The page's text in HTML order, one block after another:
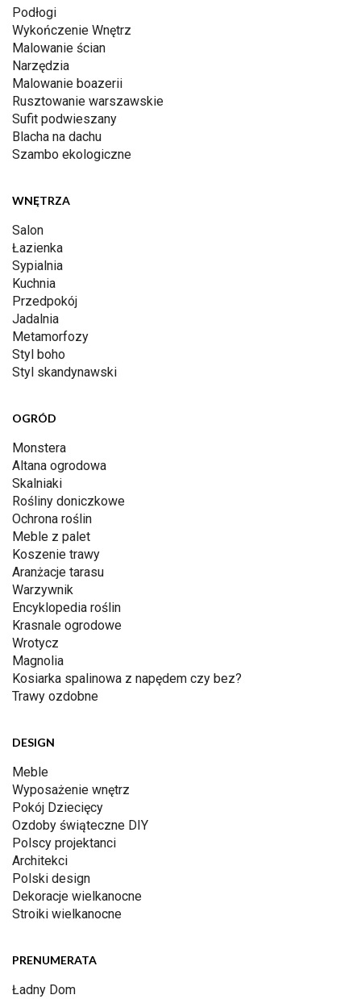
Podłogi
Wykończenie Wnętrz
Malowanie ścian
Narzędzia
Malowanie boazerii
Rusztowanie warszawskie
Sufit podwieszany
Blacha na dachu
Szambo ekologiczne
WNĘTRZA
Salon
Łazienka
Sypialnia
Kuchnia
Przedpokój
Jadalnia
Metamorfozy
Styl boho
Styl skandynawski
OGRÓD
Monstera
Altana ogrodowa
Skalniaki
Rośliny doniczkowe
Ochrona roślin
Meble z palet
Koszenie trawy
Aranżacje tarasu
Warzywnik
Encyklopedia roślin
Krasnale ogrodowe
Wrotycz
Magnolia
Kosiarka spalinowa z napędem czy bez?
Trawy ozdobne
DESIGN
Meble
Wyposażenie wnętrz
Pokój Dziecięcy
Ozdoby świąteczne DIY
Polscy projektanci
Architekci
Polski design
Dekoracje wielkanocne
Stroiki wielkanocne
PRENUMERATA
Ładny Dom